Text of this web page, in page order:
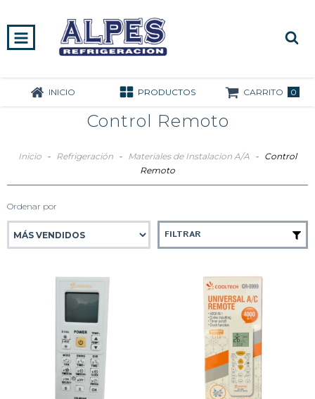
INICIO PRODUCTOS CARRITO 0
Control Remoto
Inicio - Refrigeración - Materiales de Instalacion A/A - Control
Remoto
Ordenar por
FILTRAR